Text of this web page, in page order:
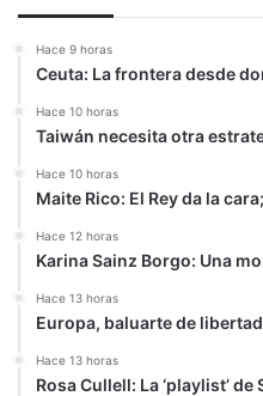
Hace 9 horas
Ceuta: La frontera desde
Hace 10 horas
Taiwán necesita otra
Hace 10 horas
Maite Rico: El Rey da la
Hace 12 horas
Karina Sainz Borgo: Una
Hace 13 horas
Europa, baluarte de
Hace 13 horas
Rosa Cullell: La ‘playlist’ de